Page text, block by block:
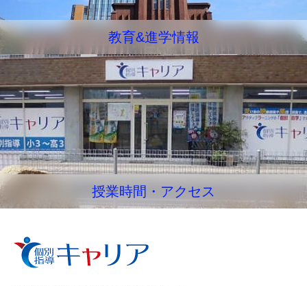
教育&進学情報
授業時間・アクセス